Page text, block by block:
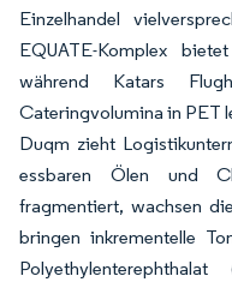
Einzelhandel
EQUATE-Komplex
während Katars
Cateringvolumina in PET
Duqm zieht
essbaren Ölen und
fragmentiert, wachsen
bringen inkrementelle